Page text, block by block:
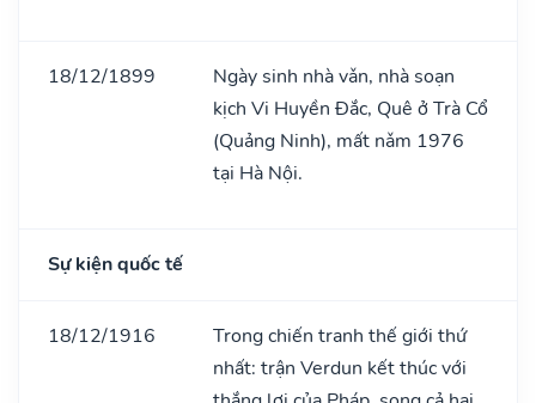
18/12/1899
Ngày sinh nhà vǎn, nhà soạn
kịch Vi Huyền Đắc, Quê ở Trà Cổ
(Quảng Ninh), mất nǎm 1976
tại Hà Nội.
Sự kiện quốc tế
18/12/1916
Trong chiến tranh thế giới thứ
nhất: trận Verdun kết thúc với